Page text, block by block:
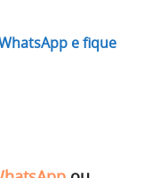
e fique